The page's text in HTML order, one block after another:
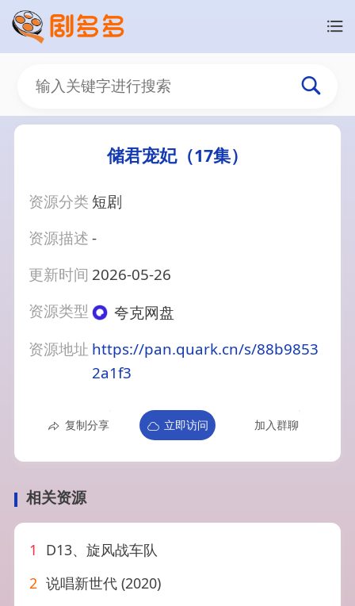
储君宠妃（17集）
资源分类 短剧
资源描述-
更新时间 2026-05-26
资源类型
夸克网盘
资源地址 https://pan.quark.cn/s/88b9853
2a1f3
复制分享 立即访问 加入群聊
相关资源
1
D13、旋风战车队
2 说唱新世代 (2020)